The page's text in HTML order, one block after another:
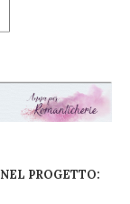
PROGETTO: